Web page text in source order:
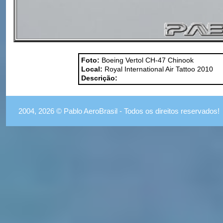
Foto: Boeing Vertol CH-47 Chinook
Local: Royal International Air Tattoo 2010
Descrição:
2004, 2026 © Pablo AeroBrasil - Todos os direitos reservados!